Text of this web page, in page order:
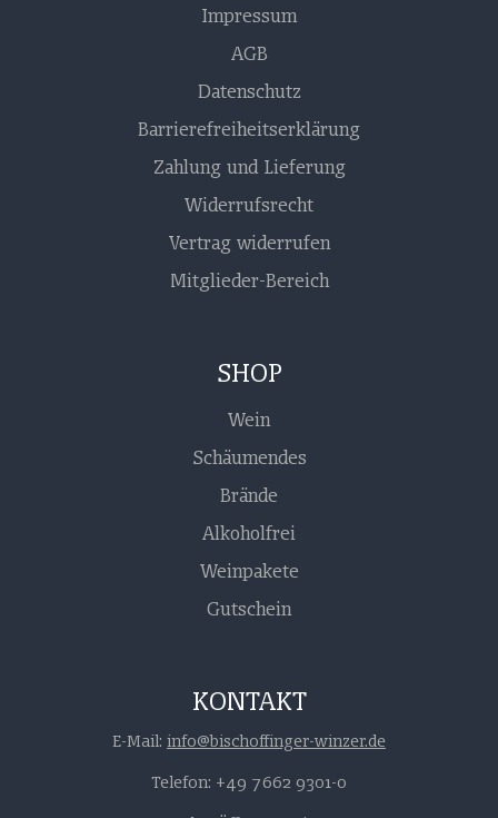
Impressum
AGB
Datenschutz
Barrierefreiheitserklärung
Zahlung und Lieferung
Widerrufsrecht
Vertrag widerrufen
Mitglieder-Bereich
SHOP
Wein
Schäumendes
Brände
Alkoholfrei
Weinpakete
Gutschein
KONTAKT
E-Mail: info@bischoffinger-winzer.de
Telefon: +49 7662 9301-0